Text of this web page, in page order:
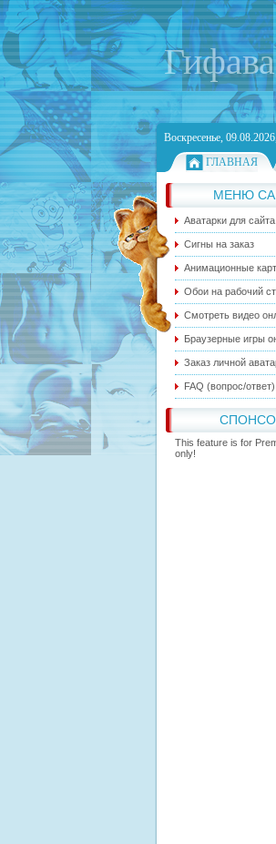
Воскресенье,
ГЛАВНАЯ
МЕНЮ
Аватарки для сайта
Сигны на заказ
Анимационные
Обои на рабочий
Смотреть видео
Браузерные игры
Заказ личной
FAQ (вопрос/ответ)
This feature is for
only!